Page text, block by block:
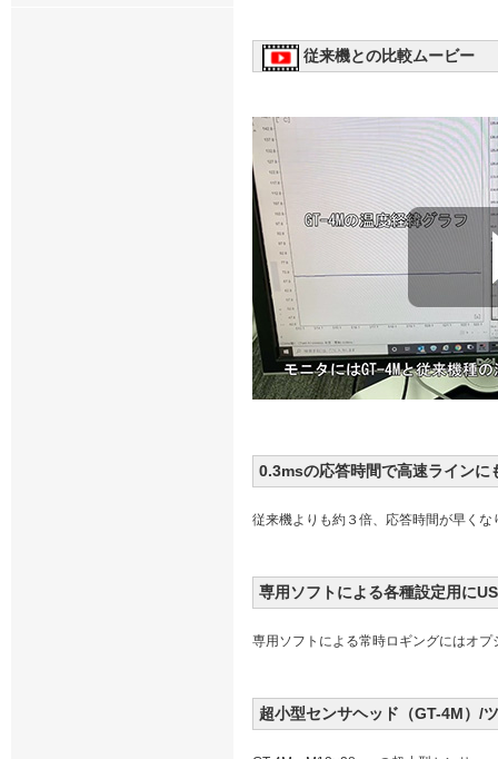
従来機との比較ムービー
0.3msの応答時間で高速ラインに
従来機よりも約３倍、応答時間が早く
専用ソフトによる各種設定用に
専用ソフトによる常時ロギングにはオ
超小型センサヘッド（GT-4M）/